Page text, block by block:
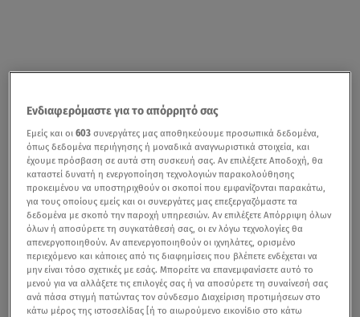
Ενδιαφερόμαστε για το απόρρητό σας
Εμείς και οι603 συνεργάτες μας αποθηκεύουμε προσωπικά δεδομένα,
όπως δεδομένα περιήγησης ή μοναδικά αναγνωριστικά στοιχεία, και
έχουμε πρόσβαση σε αυτά στη συσκευή σας. Αν επιλέξετε Αποδοχή, θα
καταστεί δυνατή η ενεργοποίηση τεχνολογιών παρακολούθησης
προκειμένου να υποστηριχθούν οι σκοποί που εμφανίζονται παρακάτω,
για τους οποίους εμείς και οι συνεργάτες μας επεξεργαζόμαστε τα
δεδομένα με σκοπό την παροχή υπηρεσιών. Αν επιλέξετε Απόρριψη όλων
όλων ή αποσύρετε τη συγκατάθεσή σας, οι εν λόγω τεχνολογίες θα
απενεργοποιηθούν. Αν απενεργοποιηθούν οι ιχνηλάτες, ορισμένο
περιεχόμενο και κάποιες από τις διαφημίσεις που βλέπετε ενδέχεται να
μην είναι τόσο σχετικές με εσάς. Μπορείτε να επανεμφανίσετε αυτό το
μενού για να αλλάξετε τις επιλογές σας ή να αποσύρετε τη συναίνεσή σας
ανά πάσα στιγμή πατώντας τον σύνδεσμο Διαχείριση προτιμήσεων στο
κάτω μέρος της ιστοσελίδας [ή το αιωρούμενο εικονίδιο στο κάτω